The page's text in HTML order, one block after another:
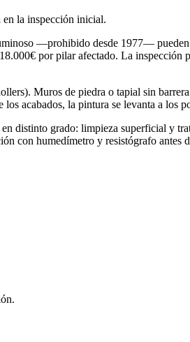
en la inspección inicial.
—prohibido desde 1977— pueden
por pilar afectado. La inspección
Muros de piedra o tapial sin
acabados, la pintura se levanta a los
distinto grado: limpieza superficial y
con humedímetro y resistógrafo antes